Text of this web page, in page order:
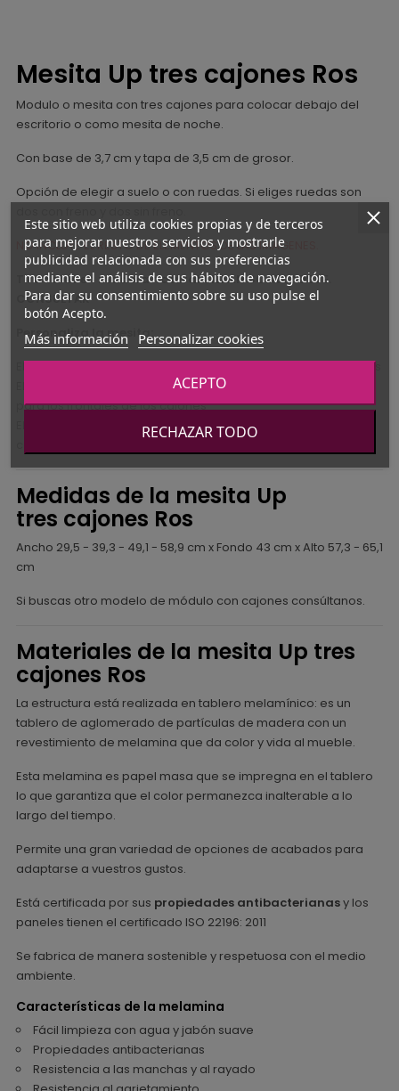
Mesita Up tres cajones Ros
Modulo o mesita con tres cajones para colocar debajo del
escritorio o como mesita de noche.
Con base de 3,7 cm y tapa de 3,5 cm de grosor.
Opción de elegir a suelo o con ruedas. Si eliges ruedas son
NO INCLUYE EL RESTO DE ELEMENTOS DE LAS IMÁGENES.
Tiradores en madera natural TIENEN SOBRECOSTE.
CONSULTAR
Personaliza la mesita:
Elige la medida que prefieres y si quieres a suelo o con ruedas
Elige un color base o complementario para la estructura y
para los frontales de los cajones
Elige forma y color de los tiradores. Para tiradores con cargo
Medidas de la mesita Up
tres cajones Ros
Ancho 29,5 - 39,3 - 49,1 - 58,9 cm x Fondo 43 cm x Alto 57,3 - 65,1
cm
Si buscas otro modelo de módulo con cajones consúltanos.
Materiales de la mesita Up tres
cajones Ros
La estructura está realizada en tablero melamínico: es un
tablero de aglomerado de partículas de madera con un
revestimiento de melamina que da color y vida al mueble.
Esta melamina es papel masa que se impregna en el tablero
lo que garantiza que el color permanezca inalterable a lo
largo del tiempo.
Permite una gran variedad de opciones de acabados para
adaptarse a vuestros gustos.
Está certificada por sus propiedades antibacterianasy los
paneles tienen el certificado ISO 22196: 2011
Se fabrica de manera sostenible y respetuosa con el medio
ambiente.
Características de la melamina
Fácil limpieza con agua y jabón suave
Propiedades antibacterianas
Resistencia a las manchas y al rayado
Este sitio web utiliza cookies propias y de terceros
para mejorar nuestros servicios y mostrarle
publicidad relacionada con sus preferencias
mediante el análisis de sus hábitos de navegación.
Para dar su consentimiento sobre su uso pulse el
botón Acepto.
Más información Personalizar cookies
RECHAZAR TODO
ACEPTO